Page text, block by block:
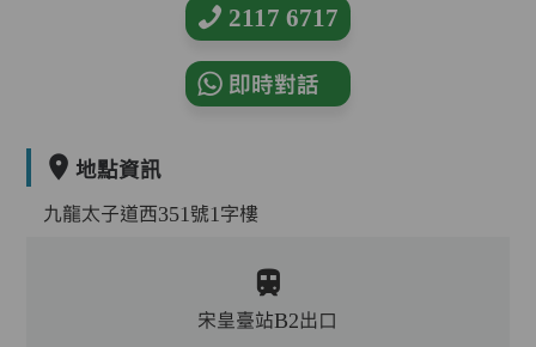
2117 6717
即時對話
地點資訊
九龍太子道西351號1字樓
宋皇臺站B2出口